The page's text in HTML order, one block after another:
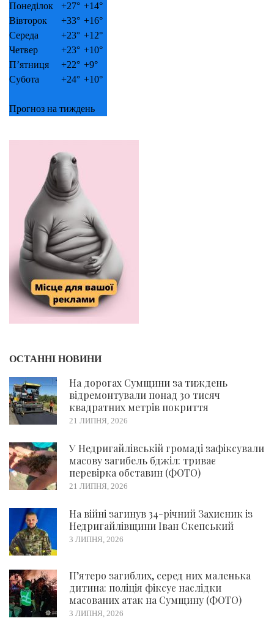
Понеділок
+27° +14°
Вівторок
+33° +16°
Середа
+23° +12°
Четвер
+23° +10°
П’ятниця
+22° +9°
Субота
+24° +10°
Прогноз на тиждень
ОСТАННІ НОВИНИ
На дорогах Сумщини за тиждень
відремонтували понад 30 тисяч
квадратних метрів покриття
21 ЛИПНЯ, 2026
У Недригайлівській громаді зафіксували
масову загибель бджіл: триває
перевірка обставин (ФОТО)
21 ЛИПНЯ, 2026
На війні загинув 34-річний Захисник із
Недригайлівщини Іван Скепський
3 ЛИПНЯ, 2026
П’ятеро загиблих, серед них маленька
дитина: поліція фіксує наслідки
масованих атак на Сумщину (ФОТО)
3 ЛИПНЯ, 2026